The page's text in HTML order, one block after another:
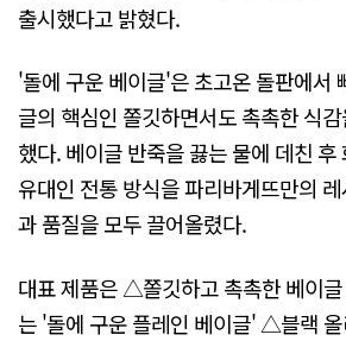
출시했다고 밝혔다.
'돌에 구운 베이글'은 초고온 돌판에서
글의 핵심인 쫄깃하면서도 촉촉한 식
했다. 베이글 반죽을 끓는 물에 데친
유대인 전통 방식을 파리바게뜨만의
과 품질을 모두 끌어올렸다.
대표 제품은 △쫄깃하고 촉촉한 베이
는 '돌에 구운 플레인 베이글' △블랙